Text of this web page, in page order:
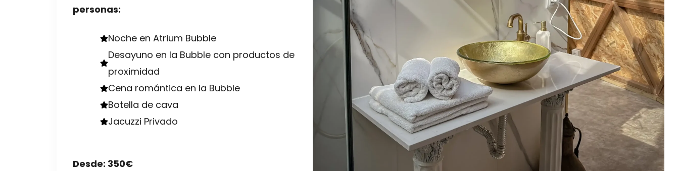
personas:
Noche en Atrium Bubble
Desayuno en la Bubble con productos de
proximidad
Cena romántica en la Bubble
Botella de cava
Jacuzzi Privado
Desde: 350€